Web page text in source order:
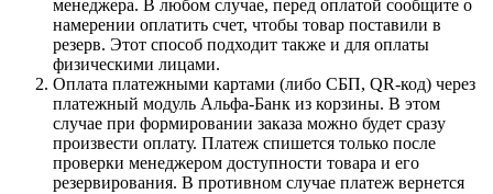
менеджера. В любом случае, перед оплатой сообщите о
намерении оплатить счет, чтобы товар поставили в
резерв. Этот способ подходит также и для оплаты
физическими лицами.
Оплата платежными картами (либо СБП, QR-код) через
платежный модуль Альфа-Банк из корзины. В этом
случае при формировании заказа можно будет сразу
произвести оплату. Платеж спишется только после
проверки менеджером доступности товара и его
резервирования. В противном случае платеж вернется